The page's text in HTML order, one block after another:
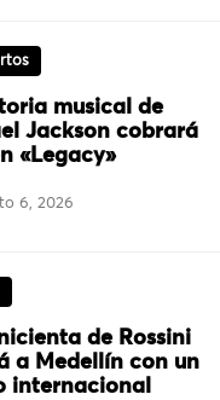
musical de
Jackson cobrará
«Legacy»
6, 2026
de Rossini
a Medellín con un
internacional